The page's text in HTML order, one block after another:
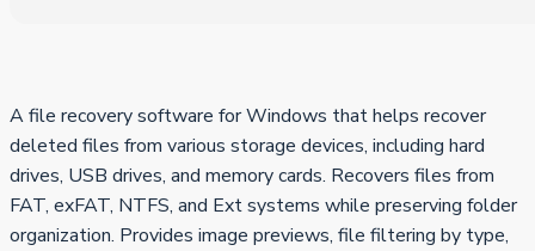
A file recovery software for Windows that helps recover
deleted files from various storage devices, including hard
drives, USB drives, and memory cards. Recovers files from
FAT, exFAT, NTFS, and Ext systems while preserving folder
organization. Provides image previews, file filtering by type,